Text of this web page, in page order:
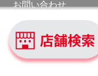
お問い合わせ
サイトマップ
ご利用規約